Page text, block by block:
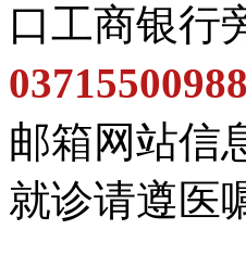
口工商银行
邮箱网站信
就诊请遵医